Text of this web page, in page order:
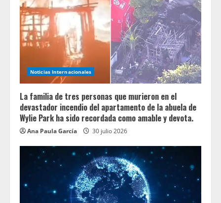
Noticias Internacionales
La familia de tres personas que murieron en el
devastador incendio del apartamento de la abuela de
Wylie Park ha sido recordada como amable y devota.
Ana Paula García 30 julio 2026